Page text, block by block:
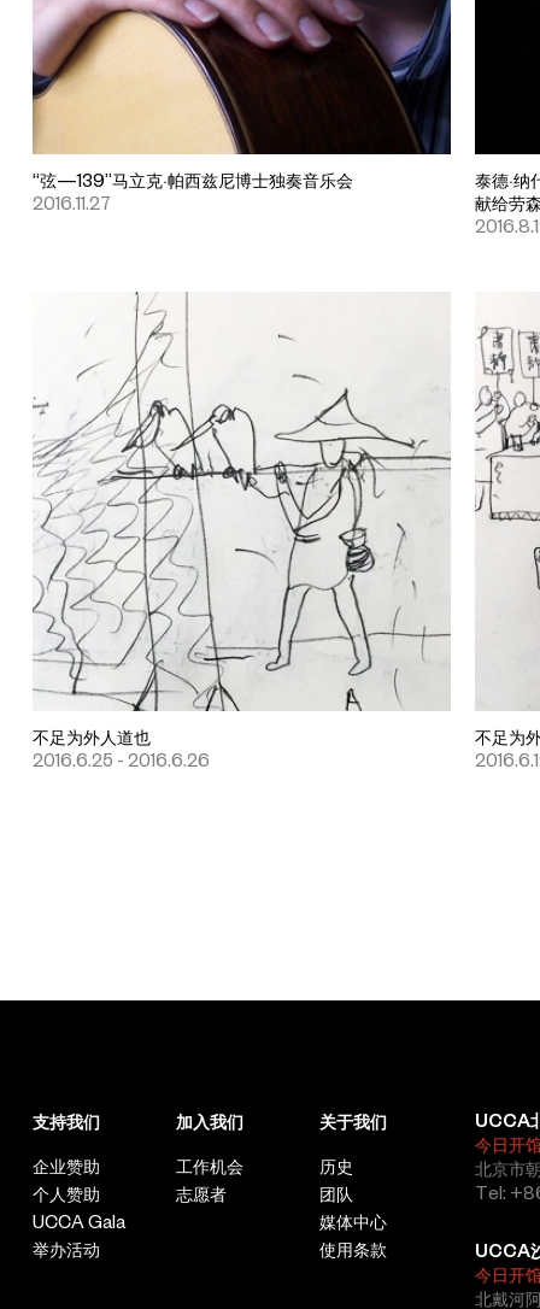
“弦—139”马立克·帕西兹尼博士独奏音乐会
2016.11.27
泰德·纳
献给劳
不足为外人道也
2016.6.25 - 2016.6.26
不足为
支持我们
企业赞助
个人赞助
UCCA Gala
举办活动
加入我们
工作机会
志愿者
关于我们
历史
团队
媒体中心
使用条款
UCCA
今日开
北京市
Tel:
UCCA
今日开
北戴河